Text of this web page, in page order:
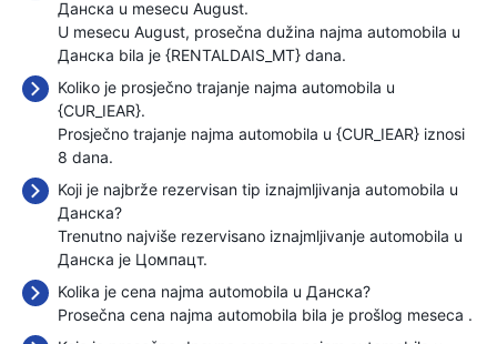
Данска u mesecu August.
U mesecu August, prosečna dužina najma automobila u
Данска bila je {RENTALDAIS_MT} dana.
Koliko je prosječno trajanje najma automobila u
{CUR_IEAR}.
Prosječno trajanje najma automobila u {CUR_IEAR} iznosi
8 dana.
Koji je najbrže rezervisan tip iznajmljivanja automobila u
Данска?
Trenutno najviše rezervisano iznajmljivanje automobila u
Данска je Цомпацт.
Kolika je cena najma automobila u Данска?
Prosečna cena najma automobila bila je prošlog meseca .